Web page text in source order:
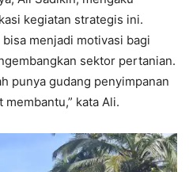
kegiatan strategis ini.
menjadi motivasi bagi
sektor pertanian.
punya gudang penyimpanan
kata Ali.